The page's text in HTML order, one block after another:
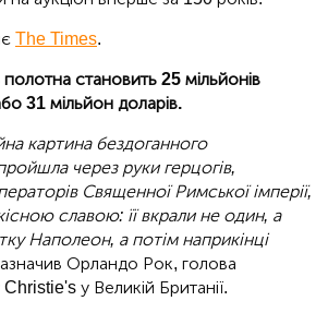
The Times.
полотна становить 25 мільйонів
31 мільйон доларів.
картина бездоганного
через руки герцогів,
Священної Римської імперії,
славою: її вкрали не один, а
Наполеон, а потім наприкінці
Орландо Рок, голова
у Великій Британії.